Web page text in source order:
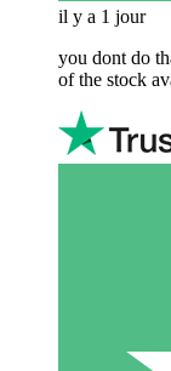
il y a 1 jour
you dont do
of the stock